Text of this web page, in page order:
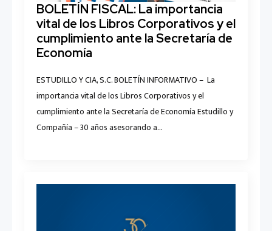
BOLETÍN FISCAL: La importancia
vital de los Libros Corporativos y el
cumplimiento ante la Secretaría de
Economía
ESTUDILLO Y CIA, S.C. BOLETÍN INFORMATIVO – La
importancia vital de los Libros Corporativos y el
cumplimiento ante la Secretaría de Economía Estudillo y
Compañía – 30 años asesorando a…